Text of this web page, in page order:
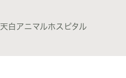
天白アニマルホスピタル